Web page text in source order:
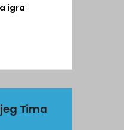
igra
Tima